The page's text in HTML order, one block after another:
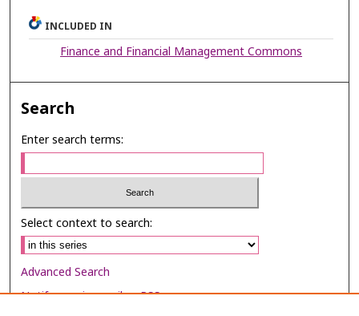
INCLUDED IN
Finance and Financial Management Commons
Search
Enter search terms:
Select context to search:
Advanced Search
Notify me via email orRSS